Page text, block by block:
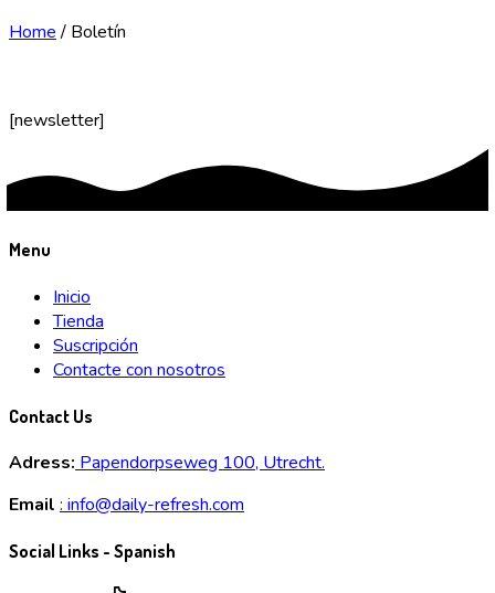
Home/ Boletín
[newsletter]
Menu
Inicio
Tienda
Suscripción
Contacte con nosotros
Contact Us
Adress: Papendorpseweg 100, Utrecht.
Email : info@daily-refresh.com
Social Links - Spanish